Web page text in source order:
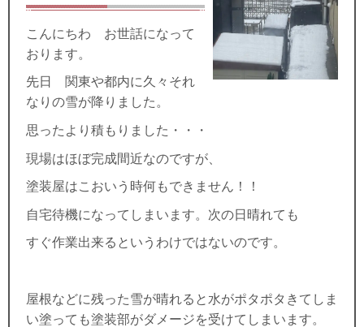
こんにちわ お世話になって
おります。
先日 関東や都内に久々それ
なりの雪が降りました。
思ったより積もりました・・・
現場はほぼ完成間近なのですが、
塗装屋はこおいう時何もできません！！
自宅待機になってしまいます。次の日晴れても
すぐ作業出来るというわけではないのです。
屋根などに残った雪が晴れると水がポタポタきてしま
い塗っても塗装部がダメージを受けてしまいます。